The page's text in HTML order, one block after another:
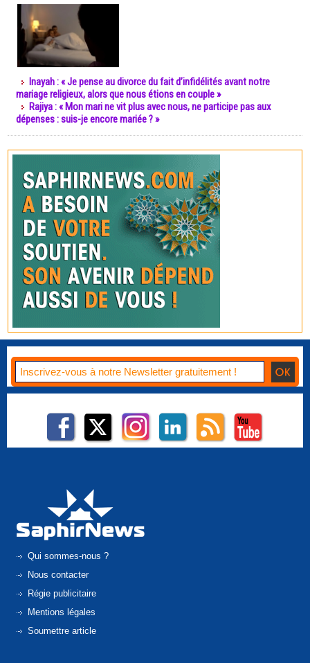
Inayah : « Je pense au divorce du fait d’infidélités avant notre
mariage religieux, alors que nous étions en couple »
Rajiya : « Mon mari ne vit plus avec nous, ne participe pas aux
dépenses : suis-je encore mariée ? »
Qui sommes-nous ?
Nous contacter
Régie publicitaire
Mentions légales
Soumettre article